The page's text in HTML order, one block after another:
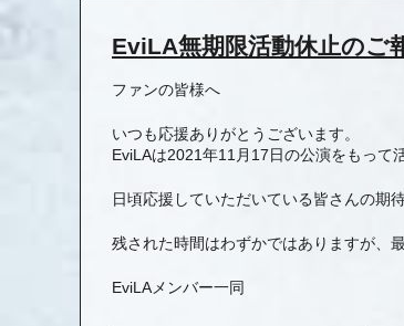
EviLA無期限活動休止のご
ファンの皆様へ
いつも応援ありがとうございます。
EviLAは2021年11月17日の公演をもって
日頃応援していただいている皆さんの期
残された時間はわずかではありますが、
EviLAメンバー一同